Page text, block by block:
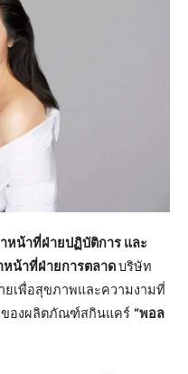
หน้าที่ฝ่ายปฏิบัติการ และ
หน้าที่ฝ่ายการตลาดบริษัท
ยเพื่อสุขภาพและความงามที่
ของผลิตภัณฑ์สกินแคร์ “พอล